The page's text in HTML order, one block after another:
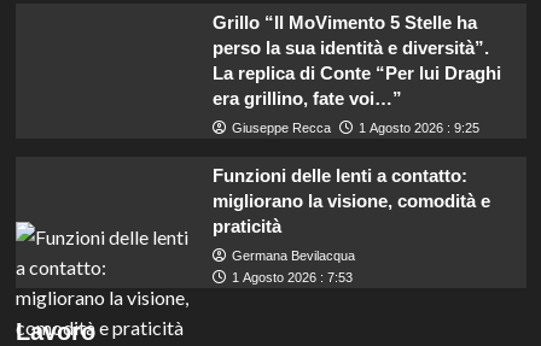
Grillo “Il MoVimento 5 Stelle ha
perso la sua identità e diversità”.
La replica di Conte “Per lui Draghi
era grillino, fate voi…”
Giuseppe Recca 1 Agosto 2026 : 9:25
Funzioni delle lenti a contatto:
migliorano la visione, comodità e
praticità
Germana Bevilacqua
1 Agosto 2026 : 7:53
Lavoro